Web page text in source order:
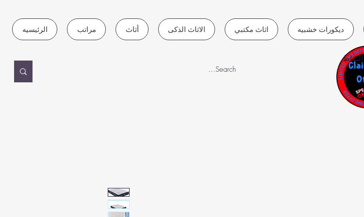
الرئيسيه مراتب أثاث الاثاث الذكى اثاث مكتبي ديكورات خشبيه